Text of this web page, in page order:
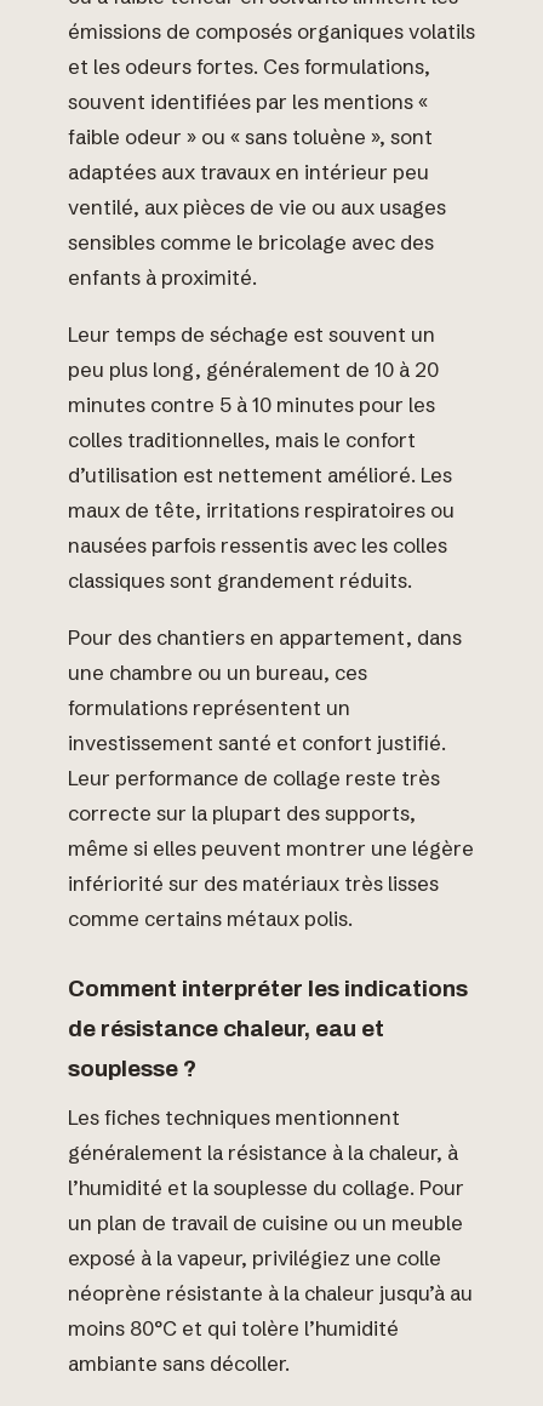
émissions de composés organiques volatils
et les odeurs fortes. Ces formulations,
souvent identifiées par les mentions «
faible odeur » ou « sans toluène », sont
adaptées aux travaux en intérieur peu
ventilé, aux pièces de vie ou aux usages
sensibles comme le bricolage avec des
enfants à proximité.
Leur temps de séchage est souvent un
peu plus long, généralement de 10 à 20
minutes contre 5 à 10 minutes pour les
colles traditionnelles, mais le confort
d’utilisation est nettement amélioré. Les
maux de tête, irritations respiratoires ou
nausées parfois ressentis avec les colles
classiques sont grandement réduits.
Pour des chantiers en appartement, dans
une chambre ou un bureau, ces
formulations représentent un
investissement santé et confort justifié.
Leur performance de collage reste très
correcte sur la plupart des supports,
même si elles peuvent montrer une légère
infériorité sur des matériaux très lisses
comme certains métaux polis.
Comment interpréter les indications
de résistance chaleur, eau et
souplesse ?
Les fiches techniques mentionnent
généralement la résistance à la chaleur, à
l’humidité et la souplesse du collage. Pour
un plan de travail de cuisine ou un meuble
exposé à la vapeur, privilégiez une colle
néoprène résistante à la chaleur jusqu’à au
moins 80°C et qui tolère l’humidité
ambiante sans décoller.